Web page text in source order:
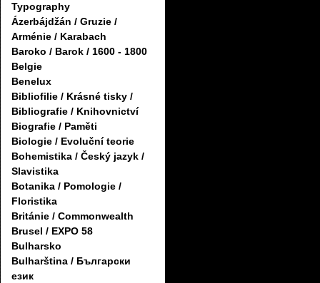
Typography
Ázerbájdžán / Gruzie /
Arménie / Karabach
Baroko / Barok / 1600 - 1800
Belgie
Benelux
Bibliofilie / Krásné tisky /
Bibliografie / Knihovnictví
Biografie / Paměti
Biologie / Evoluční teorie
Bohemistika / Český jazyk /
Slavistika
Botanika / Pomologie /
Floristika
Británie / Commonwealth
Brusel / EXPO 58
Bulharsko
Bulharština / Български
език